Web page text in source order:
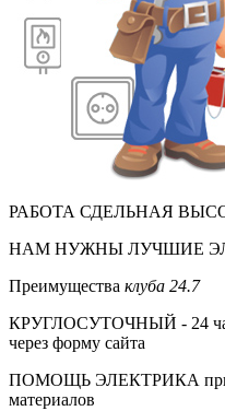
РАБОТА СДЕЛЬНАЯ
НАМ НУЖНЫ ЛУЧШИЕ
Преимущества клуба 24.7
КРУГЛОСУТОЧНЫЙ - 24
через форму сайта
ПОМОЩЬ ЭЛЕКТРИКА при
материалов